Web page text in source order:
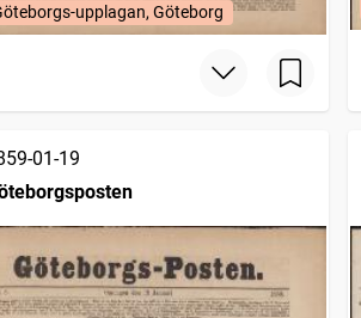
upplagan, Göteborg
01-19